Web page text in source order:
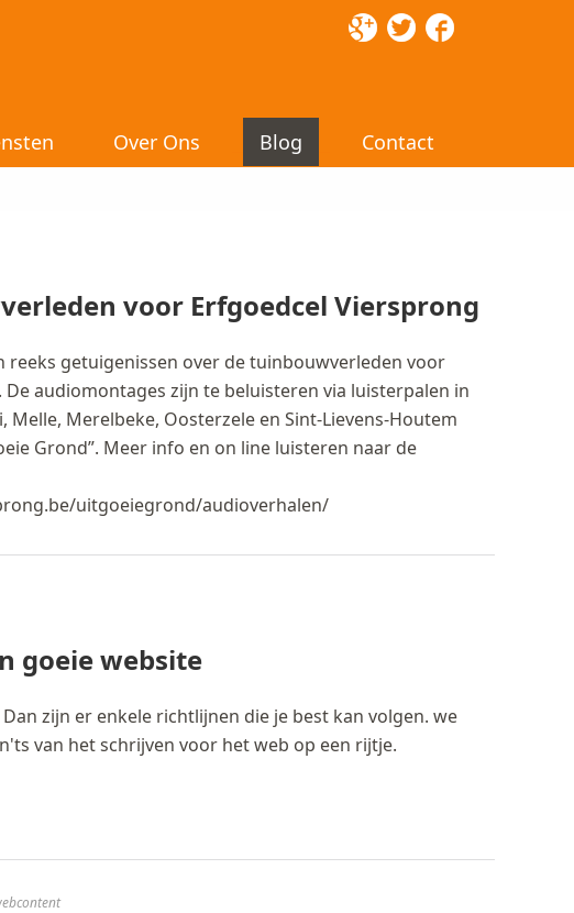
Over Ons Blog Contact
voor Erfgoedcel Viersprong
reeks getuigenissen over de tuinbouwverleden voor
audiomontages zijn te beluisteren via luisterpalen in
Melle, Merelbeke, Oosterzele en Sint-Lievens-Houtem
Grond”. Meer info en on line luisteren naar de
uitgoeiegrond/audioverhalen/
goeie website
Dan zijn er enkele richtlijnen die je best kan volgen. we
van het schrijven voor het web op een rijtje.